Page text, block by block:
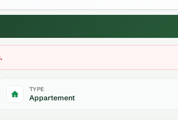
TYPE
Appartement